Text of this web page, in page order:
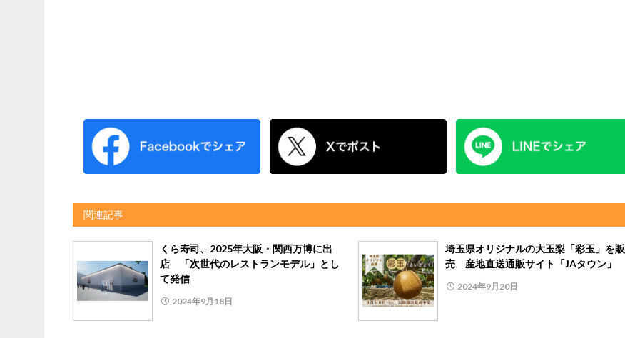
関連記事
くら寿司、2025年大阪・関西万博に出
店 「次世代のレストランモデル」とし
て発信
2024年9月18日
埼玉県オリジナルの大玉梨「彩玉」を販
売 産地直送通販サイト「JAタウン」
2024年9月20日